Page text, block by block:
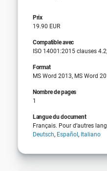
Prix
19.90 EUR
Compatible avec
ISO 14001:2015 clauses
Format
MS Word 2013, MS Word
Nombre de pages
1
Langue du document
Français. Pour d’autres
Deutsch, Español, Italiano